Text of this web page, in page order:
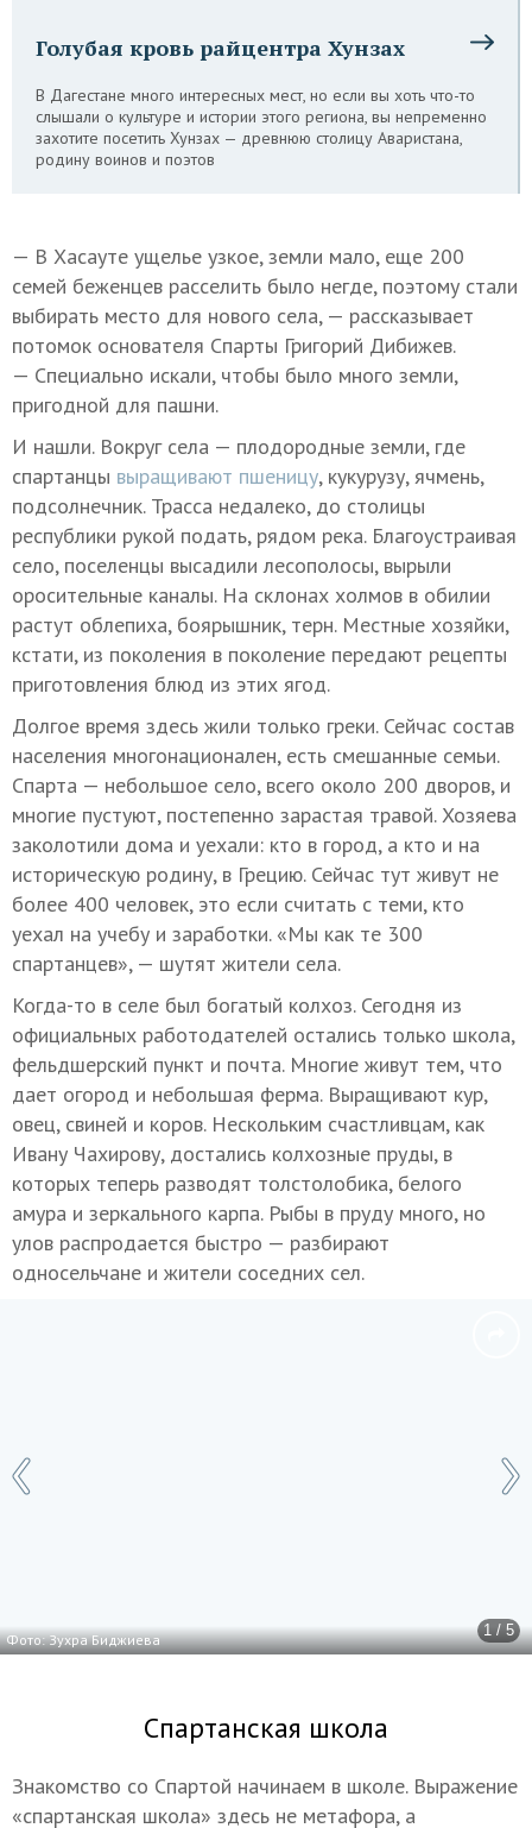
Голубая кровь райцентра Хунзах
В Дагестане много интересных мест, но если вы хоть что-то
слышали о культуре и истории этого региона, вы непременно
захотите посетить Хунзах — древнюю столицу Аваристана,
родину воинов и поэтов
— В Хасауте ущелье узкое, земли мало, еще 200
семей беженцев расселить было негде, поэтому стали
выбирать место для нового села, — рассказывает
потомок основателя Спарты Григорий Дибижев.
— Специально искали, чтобы было много земли,
пригодной для пашни.
И нашли. Вокруг села — плодородные земли, где
спартанцы выращивают пшеницу, кукурузу, ячмень,
подсолнечник. Трасса недалеко, до столицы
республики рукой подать, рядом река. Благоустраивая
село, поселенцы высадили лесополосы, вырыли
оросительные каналы. На склонах холмов в обилии
растут облепиха, боярышник, терн. Местные хозяйки,
кстати, из поколения в поколение передают рецепты
приготовления блюд из этих ягод.
Долгое время здесь жили только греки. Сейчас состав
населения многонационален, есть смешанные семьи.
Спарта — небольшое село, всего около 200 дворов, и
многие пустуют, постепенно зарастая травой. Хозяева
заколотили дома и уехали: кто в город, а кто и на
историческую родину, в Грецию. Сейчас тут живут не
более 400 человек, это если считать с теми, кто
уехал на учебу и заработки. «Мы как те 300
спартанцев», — шутят жители села.
Когда-то в селе был богатый колхоз. Сегодня из
официальных работодателей остались только школа,
фельдшерский пункт и почта. Многие живут тем, что
дает огород и небольшая ферма. Выращивают кур,
овец, свиней и коров. Нескольким счастливцам, как
Ивану Чахирову, достались колхозные пруды, в
которых теперь разводят толстолобика, белого
амура и зеркального карпа. Рыбы в пруду много, но
улов распродается быстро — разбирают
односельчане и жители соседних сел.
1 / 5
Фото: Зухра Биджиева
Спартанская школа
Знакомство со Спартой начинаем в школе. Выражение
«спартанская школа» здесь не метафора, а